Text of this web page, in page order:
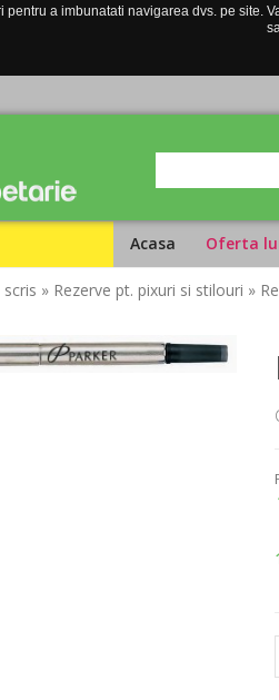
a imbunatati navigarea dvs. pe site.
Acasa Oferta
» Rezerve pt. pixuri si stilouri »